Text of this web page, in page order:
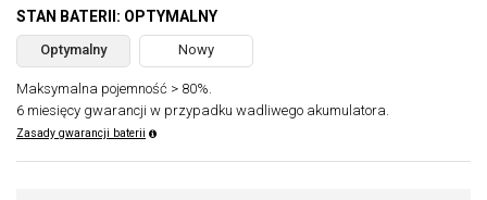
STAN BATERII: OPTYMALNY
Optymalny Nowy
Maksymalna pojemność > 80%.
6 miesięcy gwarancji w przypadku wadliwego akumulatora.
Zasady gwarancji baterii